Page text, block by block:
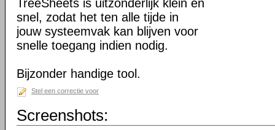
TreeSheets is uitzonderlijk klein en
snel, zodat het ten alle tijde in
jouw systeemvak kan blijven voor
snelle toegang indien nodig.
Bijzonder handige tool.
Stel een correctie voor
Screenshots: